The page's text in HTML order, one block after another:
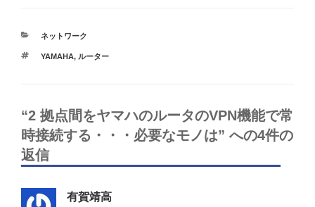
カ
ゴ
ネットワーク
タ
YAMAHA, ルーター
“2 拠点間をヤマハのルータのVPN機能で常
時接続する・・・必要なモノは” への4件の
返信
有賀靖高